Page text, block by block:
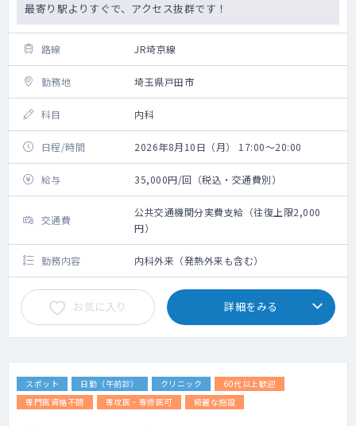
最寄り駅よりすぐで、アクセス抜群です！
路線 JR埼京線
勤務地 埼玉県戸田市
科目 内科
日程/時間 2026年8月10日（月） 17:00～20:00
給与 35,000円/回（税込・交通費別）
交通費
公共交通機関分実費支給（往復上限2,000
円）
勤務内容 内科外来（発熱外来も含む）
お気に入り 詳細をみる
スポット 日勤（午前診） クリニック
60代以上歓迎
専門医資格不問
専攻医・専修医可 綺麗な施設